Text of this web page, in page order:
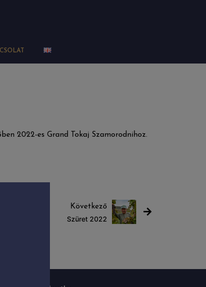
2022-es Grand Tokaj Szamorodnihoz.
Következő
Szüret 2022